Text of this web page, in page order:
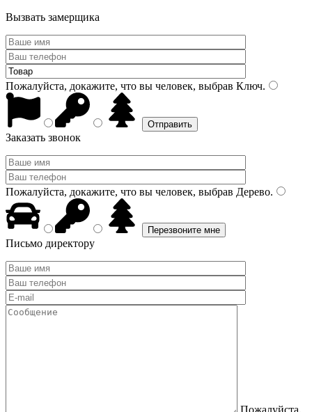
Вызвать замерщика
Пожалуйста, докажите, что вы человек, выбрав Ключ.
Заказать звонок
Пожалуйста, докажите, что вы человек, выбрав Дерево.
Письмо директору
Пожалуйста,